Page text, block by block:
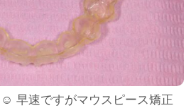
早速ですがマウスピース矯正